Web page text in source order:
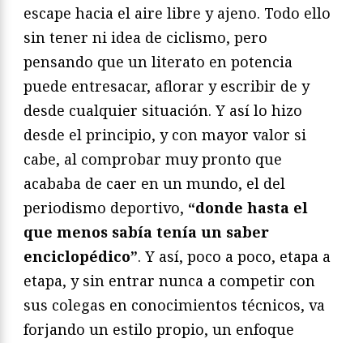
escape hacia el aire libre y ajeno. Todo ello
sin tener ni idea de ciclismo, pero
pensando que un literato en potencia
puede entresacar, aflorar y escribir de y
desde cualquier situación. Y así lo hizo
desde el principio, y con mayor valor si
cabe, al comprobar muy pronto que
acababa de caer en un mundo, el del
periodismo deportivo, “donde hasta el
que menos sabía tenía un saber
enciclopédico”. Y así, poco a poco, etapa a
etapa, y sin entrar nunca a competir con
sus colegas en conocimientos técnicos, va
forjando un estilo propio, un enfoque